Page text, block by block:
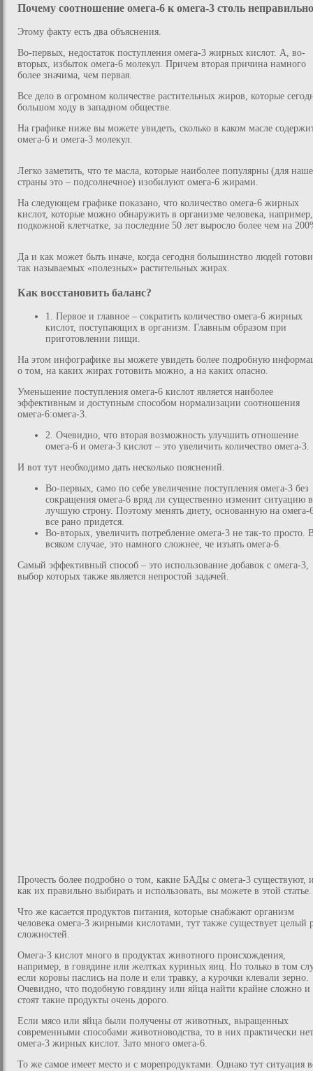
Почему соотношение омега-6 к омега-3 столь
Этому факту есть два объяснения.
Во-первых, недостаток поступления омега-3 жирных кислот. А, во-
вторых, избыток омега-6 молекул. Причем вторая причина намного
более значима, чем первая.
Все дело в огромном количестве растительных жиров, которые
большом ходу в западном обществе.
На графике ниже вы можете увидеть, сколько в каком масле
омега-6 и омега-3 молекул.
Легко заметить, что те масла, которые наиболее популярны (для
страны это – подсолнечное) изобилуют омега-6 жирами.
На следующем графике показано, что количество омега-6 жирных
кислот, которые можно обнаружить в организме человека,
подкожной клетчатке, за последние 50 лет выросло более чем на
Да и как может быть иначе, когда сегодня большинство людей
так называемых «полезных» растительных жирах.
Как восстановить баланс?
1. Первое и главное – сократить количество омега-6 жирных
кислот, поступающих в организм. Главным образом при
приготовлении пищи.
На этом инфографике вы можете увидеть более подробную
о том, на каких жирах готовить можно, а на каких опасно.
Уменьшение поступления омега-6 кислот является наиболее
эффективным и доступным способом нормализации соотношения
омега-6:омега-3.
2. Очевидно, что вторая возможность улучшить отношение
омега-6 и омега-3 кислот – это увеличить количество омега-3.
И вот тут необходимо дать несколько пояснений.
Во-первых, само по себе увеличение поступления омега-3 без
сокращения омега-6 вряд ли существенно изменит ситуацию в
лучшую строну. Поэтому менять диету, основанную на омега-
все рано придется.
Во-вторых, увеличить потребление омега-3 не так-то просто.
всяком случае, это намного сложнее, че изъять омега-6.
Самый эффективный способ – это использование добавок с омега-3,
выбор которых также является непростой задачей.
Прочесть более подробно о том, какие БАДы с омега-3 существуют,
как их правильно выбирать и использовать, вы можете в этой статье.
Что же касается продуктов питания, которые снабжают организм
человека омега-3 жирными кислотами, тут также существует целый
сложностей.
Омега-3 кислот много в продуктах животного происхождения,
например, в говядине или желтках куриных яиц. Но только в том
если коровы паслись на поле и ели травку, а курочки клевали зерно.
Очевидно, что подобную говядину или яйца найти крайне сложно и
стоят такие продукты очень дорого.
Если мясо или яйца были получены от животных, выращенных
современными способами животноводства, то в них практически нет
омега-3 жирных кислот. Зато много омега-6.
То же самое имеет место и с морепродуктами. Однако тут ситуация